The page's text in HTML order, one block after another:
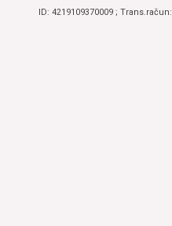
ID: 4219109370009 ;